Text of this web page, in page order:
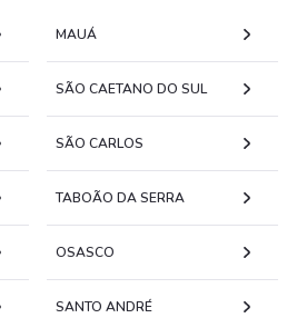
MAUÁ
SÃO CAETANO DO SUL
SÃO CARLOS
TABOÃO DA SERRA
OSASCO
SANTO ANDRÉ